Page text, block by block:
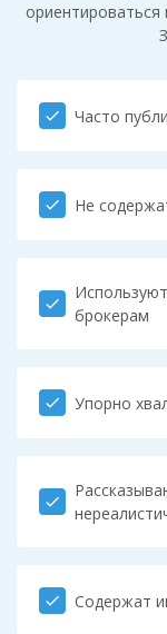
check Часто
check Не
check
брокерам
check Упорно
check
check Содержат